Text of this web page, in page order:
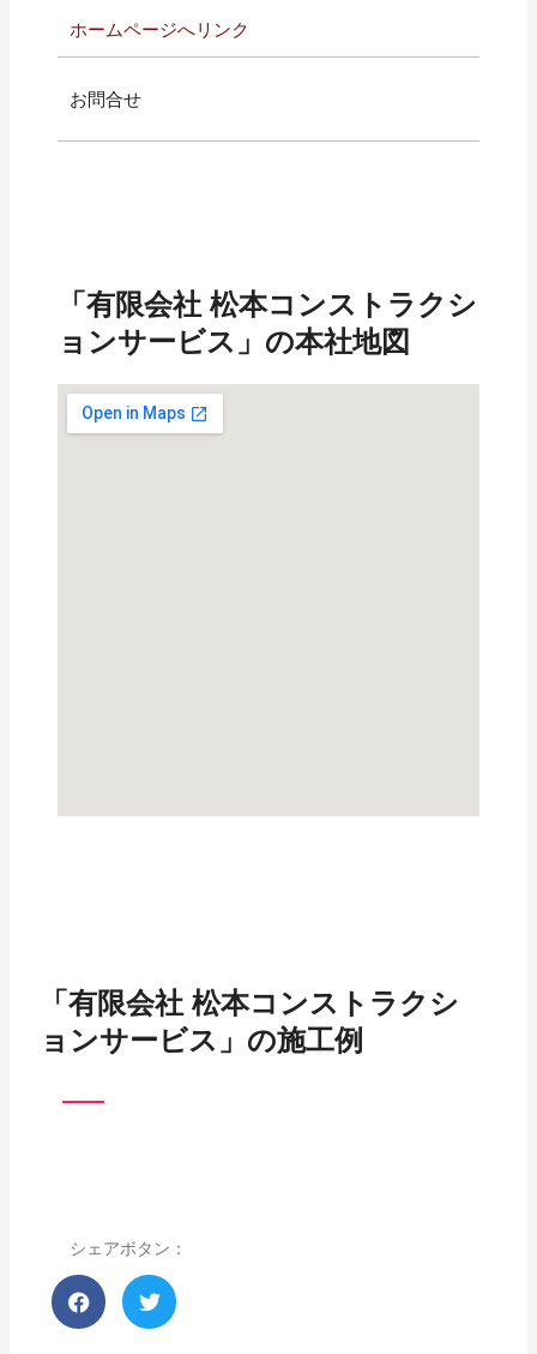
ホームページへリンク
お問合せ
「有限会社 松本コンストラクシ
ョンサービス」の本社地図
「有限会社 松本コンストラクシ
ョンサービス」の施工例
シェアボタン：